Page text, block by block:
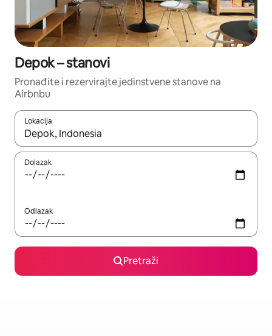
Depok – stanovi
Pronađite i rezervirajte jedinstvene stanove na
Airbnbu
Lokacija
Kada budu dostupni rezultati, moći ćete ih pregledati
Dolazak
Odlazak
Pretraži